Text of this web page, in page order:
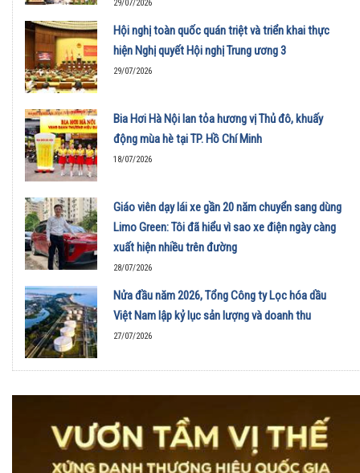
29/07/2026
Hội nghị toàn quốc quán triệt và triển khai thực
hiện Nghị quyết Hội nghị Trung ương 3
29/07/2026
Bia Hơi Hà Nội lan tỏa hương vị Thủ đô, khuấy
động mùa hè tại TP. Hồ Chí Minh
18/07/2026
Giáo viên dạy lái xe gần 20 năm chuyển sang dùng
Limo Green: Tôi đã hiểu vì sao xe điện ngày càng
xuất hiện nhiều trên đường
28/07/2026
Nửa đầu năm 2026, Tổng Công ty Lọc hóa dầu
Việt Nam lập kỷ lục sản lượng và doanh thu
27/07/2026